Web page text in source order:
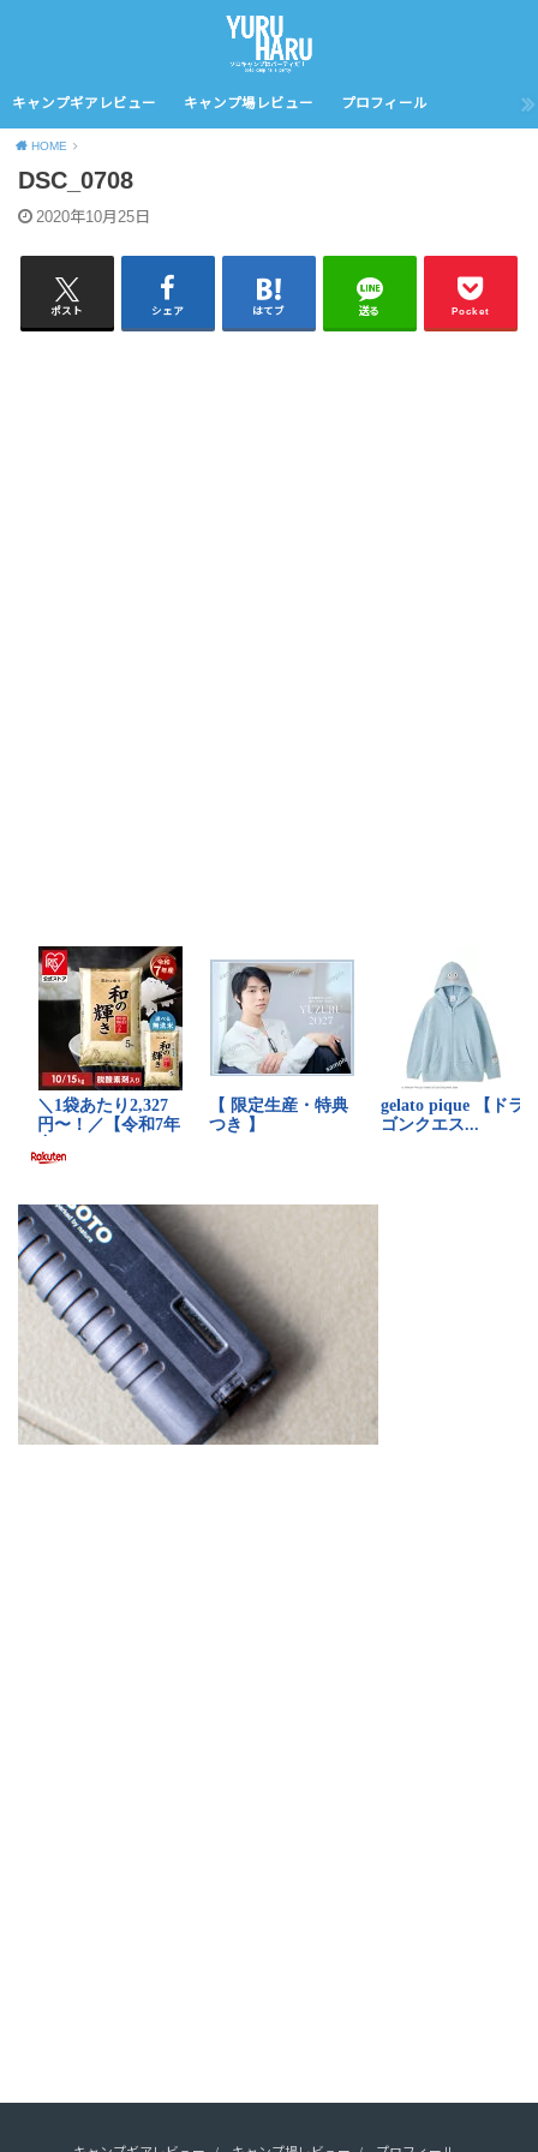
キャンプギアレビュー キャンプ場レビュー プロフィール
HOME
DSC_0708
2020年10月25日
ポスト シェア はてブ 送る Pocket